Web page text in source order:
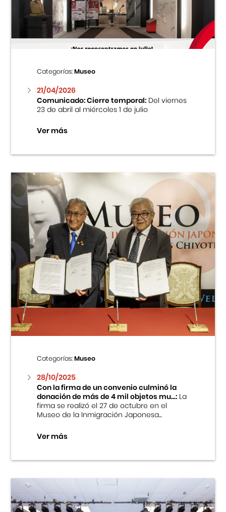
Centro Cultural Peruano Japonés
Museo de la Inmigración Japonesa
Fondo Editorial
Teatro Peruano Japonés
Categorías:Museo
21/04/2026
Comunicado: Cierre temporal:Del viernes
23 de abril al miércoles 1 de julio
Ver más
Categorías:Museo
28/10/2025
Con la firma de un convenio culminó la
donación de más de 4 mil objetos mu...:La
firma se realizó el 27 de octubre en el
Museo de la Inmigración Japonesa...
Ver más